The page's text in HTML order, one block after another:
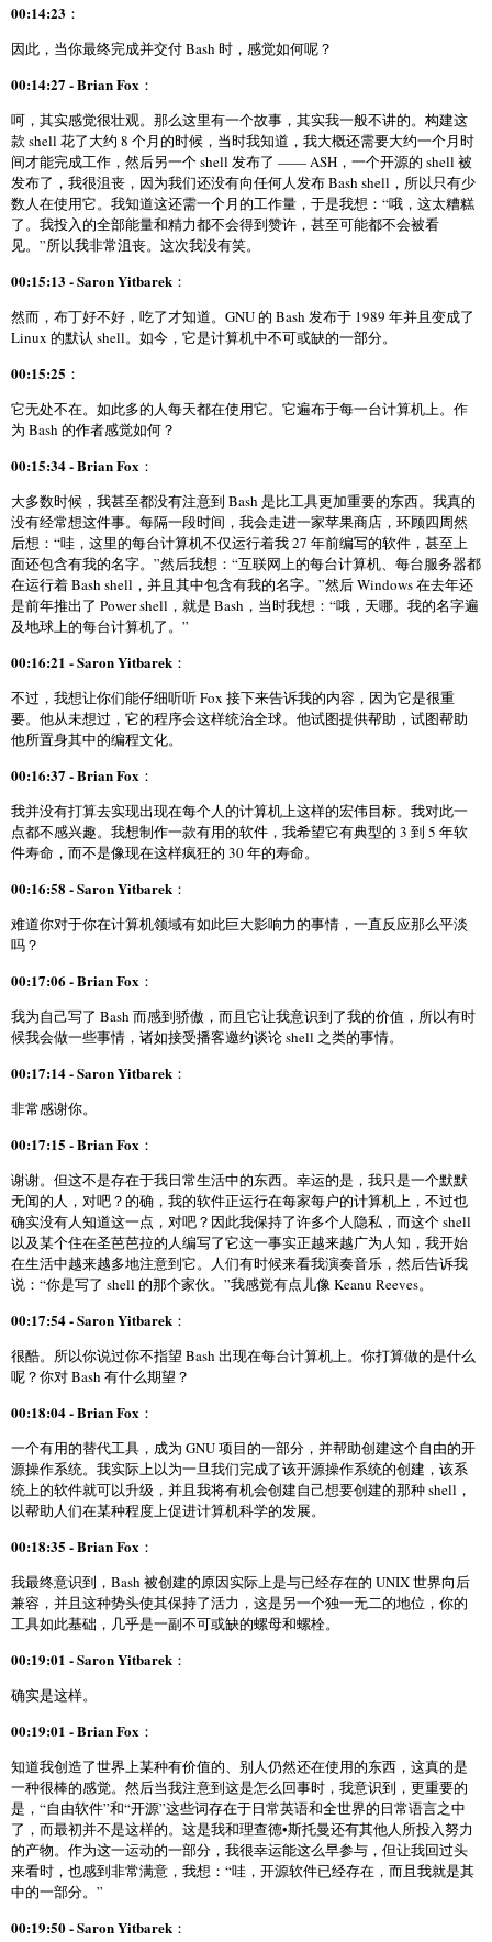
00:14:23 ：
因此，当你最终完成并交付 Bash 时，感觉如何呢？
00:14:27 - Brian Fox ：
呵，其实感觉很壮观。那么这里有一个故事，其实我一般不讲的。构建这
款 shell 花了大约 8 个月的时候，当时我知道，我大概还需要大约一个月时
间才能完成工作，然后另一个 shell 发布了 —— ASH，一个开源的 shell 被
发布了，我很沮丧，因为我们还没有向任何人发布 Bash shell，所以只有少
数人在使用它。我知道这还需一个月的工作量，于是我想：“哦，这太糟糕
了。我投入的全部能量和精力都不会得到赞许，甚至可能都不会被看
见。”所以我非常沮丧。这次我没有笑。
00:15:13 - Saron Yitbarek ：
然而，布丁好不好，吃了才知道。GNU 的 Bash 发布于 1989 年并且变成了
Linux 的默认 shell。如今，它是计算机中不可或缺的一部分。
00:15:25 ：
它无处不在。如此多的人每天都在使用它。它遍布于每一台计算机上。作
为 Bash 的作者感觉如何？
00:15:34 - Brian Fox ：
大多数时候，我甚至都没有注意到 Bash 是比工具更加重要的东西。我真的
没有经常想这件事。每隔一段时间，我会走进一家苹果商店，环顾四周然
后想：“哇，这里的每台计算机不仅运行着我 27 年前编写的软件，甚至上
面还包含有我的名字。”然后我想：“互联网上的每台计算机、每台服务器都
在运行着 Bash shell，并且其中包含有我的名字。”然后 Windows 在去年还
是前年推出了 Power shell，就是 Bash，当时我想：“哦，天哪。我的名字遍
及地球上的每台计算机了。”
00:16:21 - Saron Yitbarek ：
不过，我想让你们能仔细听听 Fox 接下来告诉我的内容，因为它是很重
要。他从未想过，它的程序会这样统治全球。他试图提供帮助，试图帮助
他所置身其中的编程文化。
00:16:37 - Brian Fox ：
我并没有打算去实现出现在每个人的计算机上这样的宏伟目标。我对此一
点都不感兴趣。我想制作一款有用的软件，我希望它有典型的 3 到 5 年软
件寿命，而不是像现在这样疯狂的 30 年的寿命。
00:16:58 - Saron Yitbarek ：
难道你对于你在计算机领域有如此巨大影响力的事情，一直反应那么平淡
吗？
00:17:06 - Brian Fox ：
我为自己写了 Bash 而感到骄傲，而且它让我意识到了我的价值，所以有时
候我会做一些事情，诸如接受播客邀约谈论 shell 之类的事情。
00:17:14 - Saron Yitbarek ：
非常感谢你。
00:17:15 - Brian Fox ：
谢谢。但这不是存在于我日常生活中的东西。幸运的是，我只是一个默默
无闻的人，对吧？的确，我的软件正运行在每家每户的计算机上，不过也
确实没有人知道这一点，对吧？因此我保持了许多个人隐私，而这个 shell
以及某个住在圣芭芭拉的人编写了它这一事实正越来越广为人知，我开始
在生活中越来越多地注意到它。人们有时候来看我演奏音乐，然后告诉我
说：“你是写了 shell 的那个家伙。”我感觉有点儿像 Keanu Reeves。
00:17:54 - Saron Yitbarek ：
很酷。所以你说过你不指望 Bash 出现在每台计算机上。你打算做的是什么
呢？你对 Bash 有什么期望？
00:18:04 - Brian Fox ：
一个有用的替代工具，成为 GNU 项目的一部分，并帮助创建这个自由的开
源操作系统。我实际上以为一旦我们完成了该开源操作系统的创建，该系
统上的软件就可以升级，并且我将有机会创建自己想要创建的那种 shell，
以帮助人们在某种程度上促进计算机科学的发展。
00:18:35 - Brian Fox ：
我最终意识到，Bash 被创建的原因实际上是与已经存在的 UNIX 世界向后
兼容，并且这种势头使其保持了活力，这是另一个独一无二的地位，你的
工具如此基础，几乎是一副不可或缺的螺母和螺栓。
00:19:01 - Saron Yitbarek ：
确实是这样。
00:19:01 - Brian Fox ：
知道我创造了世界上某种有价值的、别人仍然还在使用的东西，这真的是
一种很棒的感觉。然后当我注意到这是怎么回事时，我意识到，更重要的
是，“自由软件”和“开源”这些词存在于日常英语和全世界的日常语言之中
了，而最初并不是这样的。这是我和理查德•斯托曼还有其他人所投入努力
的产物。作为这一运动的一部分，我很幸运能这么早参与，但让我回过头
来看时，也感到非常满意，我想：“哇，开源软件已经存在，而且我就是其
中的一部分。”
00:19:50 - Saron Yitbarek ：